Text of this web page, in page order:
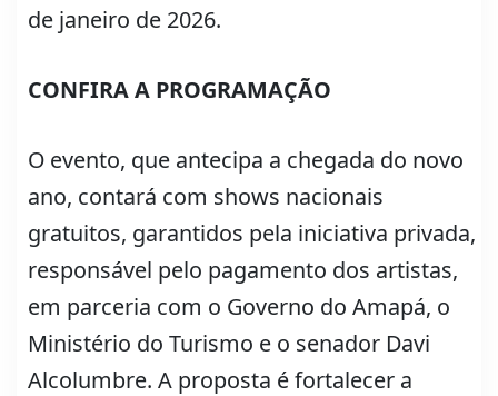
de janeiro de 2026.
CONFIRA A PROGRAMAÇÃO
O evento, que antecipa a chegada do novo
ano, contará com shows nacionais
gratuitos, garantidos pela iniciativa privada,
responsável pelo pagamento dos artistas,
em parceria com o Governo do Amapá, o
Ministério do Turismo e o senador Davi
Alcolumbre. A proposta é fortalecer a